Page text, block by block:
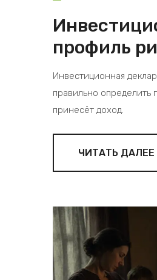
профиль
Инвестиционная
правильно определить
принесёт доход.
ЧИТАТЬ ДАЛЕЕ